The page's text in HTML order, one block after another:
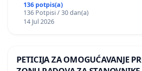
136 potpis(a)
136 Potpisi / 30 dan(a)
14 Jul 2026
PETICIJA ZA OMOGUĆAVANJE